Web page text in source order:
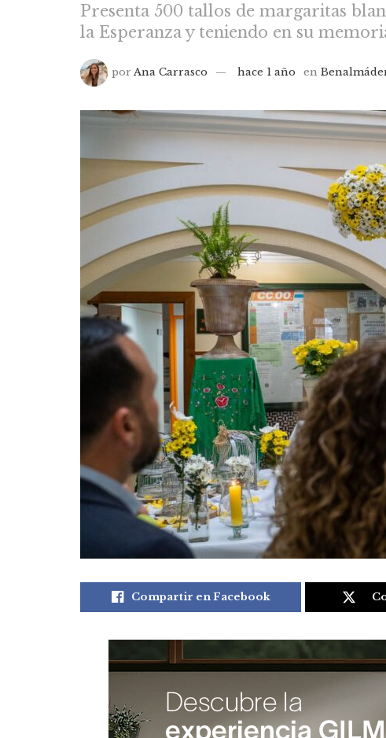
Presenta 500 tallos de margaritas
la Esperanza y teniendo en su
por Ana Carrasco hace 1 año en
Compartir en Facebook